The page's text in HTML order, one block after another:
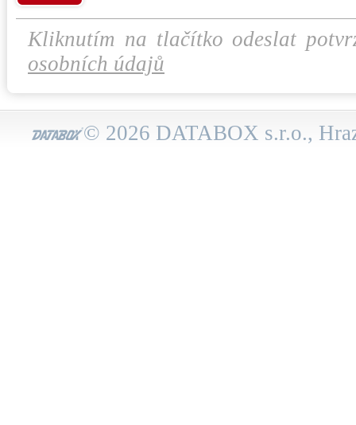
Kliknutím na tlačítko odeslat
osobních údajů
© 2026 DATABOX s.r.o.,